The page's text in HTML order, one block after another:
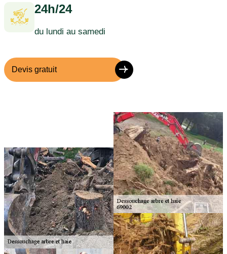
24h/24
du lundi au samedi
Devis gratuit